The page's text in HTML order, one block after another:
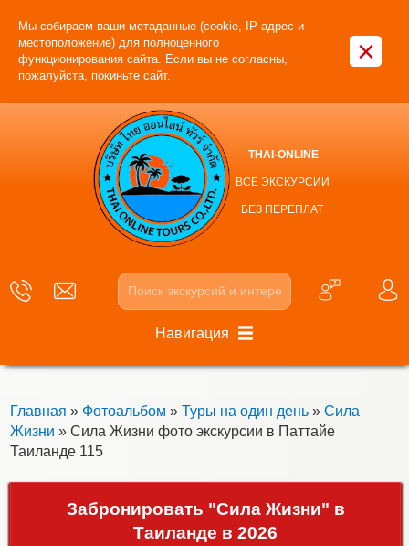
Мы собираем ваши метаданные (cookie, IP-адрес и
местоположение) для полноценного
функционирования сайта. Если вы не согласны,
пожалуйста, покиньте сайт.
×
THAI-ONLINE
ВСЕ ЭКСКУРСИИ
БЕЗ ПЕРЕПЛАТ
Навигация
Главная » Фотоальбом » Туры на один день» Сила
Жизни » Сила Жизни фото экскурсии в Паттайе
Таиланде 115
Забронировать "Сила Жизни" в
Таиланде в 2026